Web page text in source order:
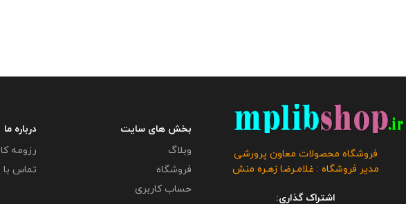
فروشگاه محصولات معاون پرورشی
مدیر فروشگاه : غلامـرضا زهـره منش
اشتراک گذاری:
بخش های سایت
وبلاگ
فروشگاه
حساب کاربری
درباره ما
رزومه
تماس با